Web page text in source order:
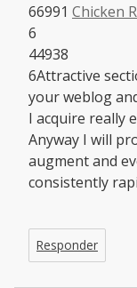
Chicken
66991
6
44938
6Attractive
your weblog
I acquire really
Anyway I will
augment and
consistently
Responder